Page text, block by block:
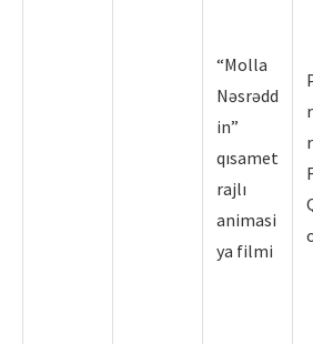
“Molla
Nəsrədd
in”
qısamet
rajlı
animasi
ya filmi